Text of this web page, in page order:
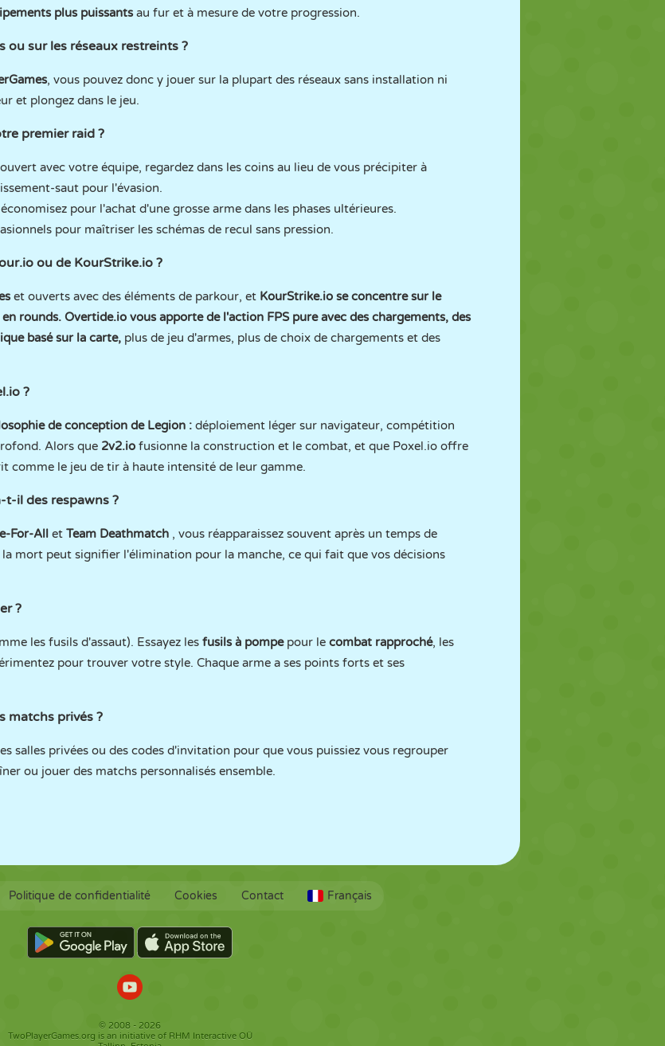
plus puissantsau fur et à mesure de votre progression.
ou sur les réseaux restreints ?
, vous pouvez donc y jouer sur la plupart des réseaux sans installation ni
et plongez dans le jeu.
premier raid ?
avec votre équipe, regardez dans les coins au lieu de vous précipiter à
saut pour l'évasion.
pour l'achat d'une grosse arme dans les phases ultérieures.
pour maîtriser les schémas de recul sans pression.
ou de KourStrike.io ?
et ouverts avec des éléments de parkour, et KourStrike.io se concentre sur le
rounds. Overtide.io vous apporte de l'action FPS pure avec des chargements, des
basé sur la carte, plus de jeu d'armes, plus de choix de chargements et des
?
de conception de Legion : déploiement léger sur navigateur, compétition
Alors que 2v2.io fusionne la construction et le combat, et que Poxel.io offre
comme le jeu de tir à haute intensité de leur gamme.
t-il des respawns ?
For-All et Team Deathmatch , vous réapparaissez souvent après un temps de
la mort peut signifier l'élimination pour la manche, ce qui fait que vos décisions
?
les fusils d'assaut). Essayez les fusils à pompepour le combat rapproché, les
pour trouver votre style. Chaque arme a ses points forts et ses
matchs privés ?
salles privées ou des codes d'invitation pour que vous puissiez vous regrouper
ou jouer des matchs personnalisés ensemble.
Politique de confidentialité Cookies Contact Français
© 2008 - 2026
TwoPlayerGames.org is an initiative of RHM Interactive OÜ